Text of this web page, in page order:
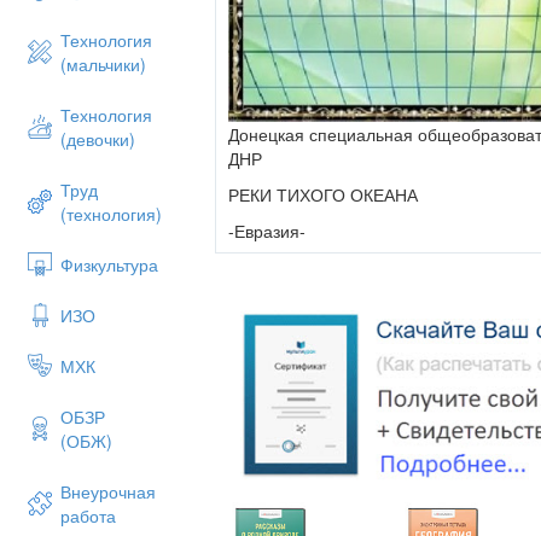
Технология
(мальчики)
Технология
(девочки)
Труд
(технология)
Физкультура
ИЗО
МХК
ОБЗР
(ОБЖ)
Внеурочная
работа
Донецкая специальная
ДНР
РЕКИ ТИХОГО ОКЕАНА
-Евразия-